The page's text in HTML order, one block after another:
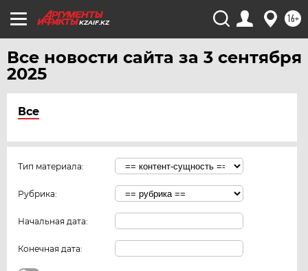
KZAIF.KZ 16+
Все новости сайта за 3 сентября
2025
Все
Тип материала:
Рубрика:
Начальная дата:
Конечная дата: